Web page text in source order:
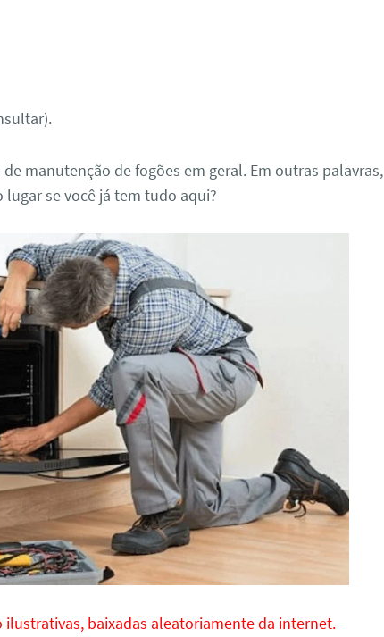
manutenção de fogões em geral. Em outras palavras,
se você já tem tudo aqui?
ilustrativas, baixadas aleatoriamente da internet.